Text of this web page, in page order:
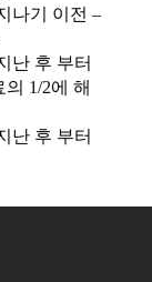
나기 이전 –
난 후 부터
1/2에 해
난 후 부터